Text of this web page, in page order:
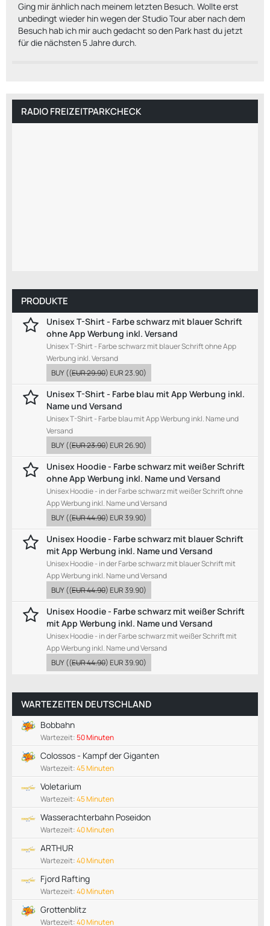
Ging mir änhlich nach meinem letzten Besuch. Wollte erst
unbedingt wieder hin wegen der Studio Tour aber nach dem
Besuch hab ich mir auch gedacht so den Park hast du jetzt
für die nächsten 5 Jahre durch.
RADIO FREIZEITPARKCHECK
PRODUKTE
Unisex T-Shirt - Farbe schwarz mit blauer Schrift
ohne App Werbung inkl. Versand
Unisex T-Shirt - Farbe schwarz mit blauer Schrift ohne App
Werbung inkl. Versand
BUY((EUR 29.90)EUR 23.90)
Unisex T-Shirt - Farbe blau mit App Werbung inkl.
Name und Versand
Unisex T-Shirt - Farbe blau mit App Werbung inkl. Name und
Versand
BUY((EUR 23.90)EUR 26.90)
Unisex Hoodie - Farbe schwarz mit weißer Schrift
ohne App Werbung inkl. Name und Versand
Unisex Hoodie - in der Farbe schwarz mit weißer Schrift ohne
App Werbung inkl. Name und Versand
BUY((EUR 44.90)EUR 39.90)
Unisex Hoodie - Farbe schwarz mit blauer Schrift
mit App Werbung inkl. Name und Versand
Unisex Hoodie - in der Farbe schwarz mit blauer Schrift mit
App Werbung inkl. Name und Versand
BUY((EUR 44.90)EUR 39.90)
Unisex Hoodie - Farbe schwarz mit weißer Schrift
mit App Werbung inkl. Name und Versand
Unisex Hoodie - in der Farbe schwarz mit weißer Schrift mit
App Werbung inkl. Name und Versand
BUY((EUR 44.90)EUR 39.90)
WARTEZEITEN DEUTSCHLAND
Bobbahn
Wartezeit:50 Minuten
Colossos - Kampf der Giganten
Wartezeit:45 Minuten
Voletarium
Wartezeit:45 Minuten
Wasserachterbahn Poseidon
Wartezeit:40 Minuten
ARTHUR
Wartezeit:40 Minuten
Fjord Rafting
Wartezeit:40 Minuten
Grottenblitz
Wartezeit:40 Minuten